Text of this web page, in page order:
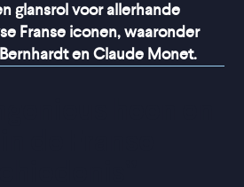
glansrol voor allerhande
Franse iconen, waaronder
en Claude Monet.